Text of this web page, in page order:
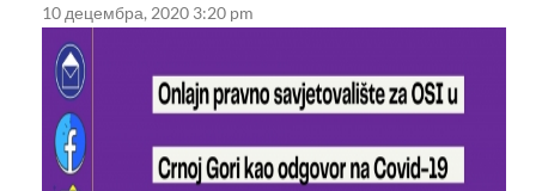
10 децембра, 2020 3:20 pm